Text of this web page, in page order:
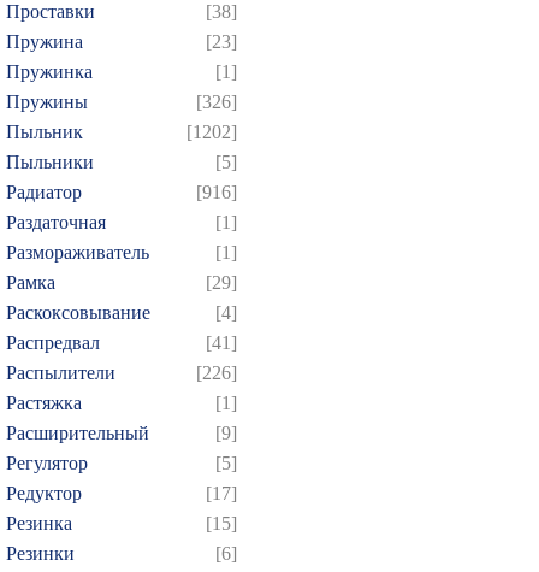
Проставки
[38]
Пружина
[23]
Пружинка
[1]
Пружины
[326]
Пыльник
[1202]
Пыльники
[5]
Радиатор
[916]
Раздаточная
[1]
Размораживатель
[1]
Рамка
[29]
Раскоксовывание
[4]
Распредвал
[41]
Распылители
[226]
Растяжка
[1]
Расширительный
[9]
Регулятор
[5]
Редуктор
[17]
Резинка
[15]
Резинки
[6]